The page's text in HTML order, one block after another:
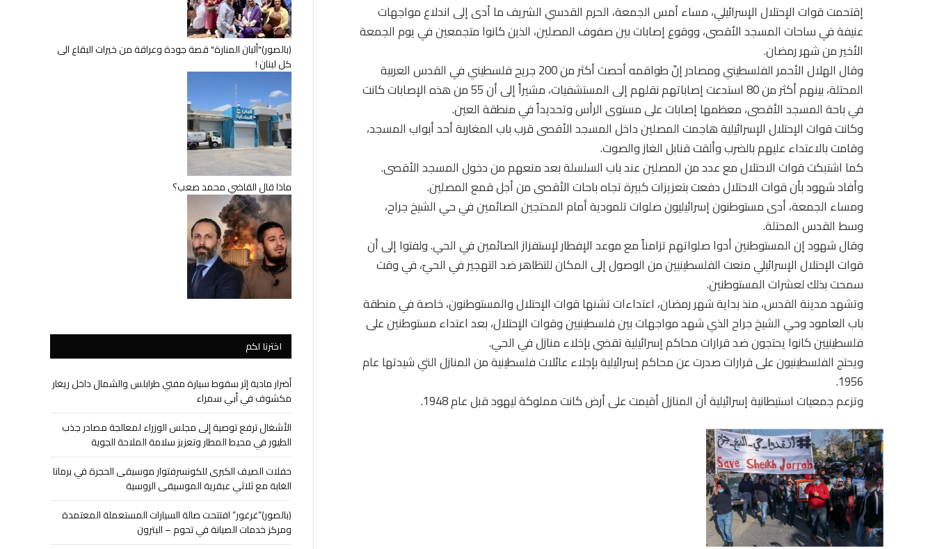
إقتحمت قوات الإحتلال الإسرائيلي، مساء أمس الجمعة، الحرم القدسي الشريف ما أدى إلى اندلاع مواجهات
عنيفة في ساحات المسجد الأقصى، ووقوع إصابات بين صفوف المصلين، الذين كانوا متجمعين في يوم الجمعة
الأخير من شهر رمضان.
وقال الهلال الأحمر الفلسطيني ومصادر إنّ طواقمه أحصت أكثر من 200 جريح فلسطيني في القدس العربية
المحتلة، بينهم أكثر من 80 استدعت إصاباتهم نقلهم إلى المستشفيات، مشيراً إلى أن 55 من هذه الإصابات كانت
في باحة المسجد الأقصى، معظمها إصابات على مستوى الرأس وتحديداً في منطقة العين.
وكانت قوات الإحتلال الإسرائيلية هاجمت المصلين داخل المسجد الأقصى قرب باب المغاربة أحد أبواب المسجد،
وقامت بالاعتداء عليهم بالضرب وألقت قنابل الغاز والصوت.
كما اشتبكت قوات الاحتلال مع عدد من المصلين عند باب السلسلة بعد منعهم من دخول المسجد الأقصى.
وأفاد شهود بأن قوات الاحتلال دفعت بتعزيزات كبيرة تجاه باحات الأقصى من أجل قمع المصلين.
ومساء الجمعة، أدى مستوطنون إسرائيليون صلوات تلمودية أمام المحتجين الصائمين في حي الشيخ جراح،
وسط القدس المحتلة.
وقال شهود إن المستوطنين أدوا صلواتهم تزامناً مع موعد الإفطار لإستفزاز الصائمين في الحي. ولفتوا إلى أن
قوات الإحتلال الإسرائيلي منعت الفلسطينيين من الوصول إلى المكان للتظاهر ضد التهجير في الحيّ، في وقت
سمحت بذلك لعشرات المستوطنين.
وتشهد مدينة القدس، منذ بداية شهر رمضان، اعتداءات تشنها قوات الإحتلال والمستوطنون، خاصة في منطقة
باب العامود وحي الشيخ جراح الذي شهد مواجهات بين فلسطينيين وقوات الإحتلال، بعد اعتداء مستوطنين على
فلسطينيين كانوا يحتجون ضد قرارات محاكم إسرائيلية تقضي بإخلاء منازل في الحي.
ويحتج الفلسطينيون على قرارات صدرت عن محاكم إسرائيلية بإجلاء عائلات فلسطينية من المنازل التي شيدتها عام
1956.
وتزعم جمعيات استيطانية إسرائيلية أن المنازل أقيمت على أرض كانت مملوكة ليهود قبل عام 1948.
(بالصور)"ألبان المنارة" قصة جودة وعراقة من خيرات البقاع الى
كل لبنان !
ماذا قال القاضي محمد صعب؟
اخترنا لكم
أضرار مادية إثر سقوط سيارة مفتي طرابلس والشمال داخل ريغار
مكشوف في أبي سمراء
الأشغال ترفع توصية إلى مجلس الوزراء لمعالجة مصادر جذب
الطيور في محيط المطار وتعزيز سلامة الملاحة الجوية
حفلات الصيف الكبرى للكونسرفتوار موسيقى الحجرة في برمانا
الغابة مع ثلاثي عبقرية الموسيقى الروسية
(بالصور)”غرغور” افتتحت صالة السيارات المستعملة المعتمدة
ومركز خدمات الصيانة في تحوم – البترون